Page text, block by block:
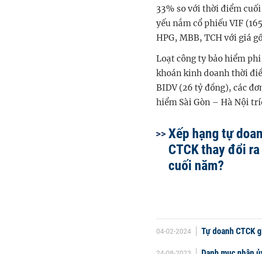
33% so với thời điểm
yếu nắm cổ phiếu VIF
HPG, MBB, TCH với giá
Loạt công ty bảo hiểm
khoán kinh doanh thời
BIDV (26 tỷ đồng), các
hiểm Sài Gòn – Hà Nội
Xếp hạng tự
CTCK thay đổi
cuối năm?
04-02-2024 Tự doanh CTCK